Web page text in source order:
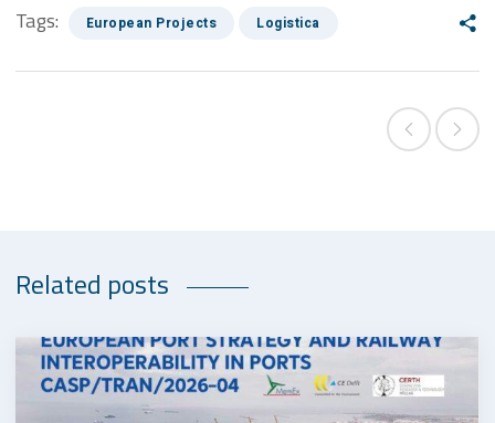
Tags:
European Projects Logistica
Related posts